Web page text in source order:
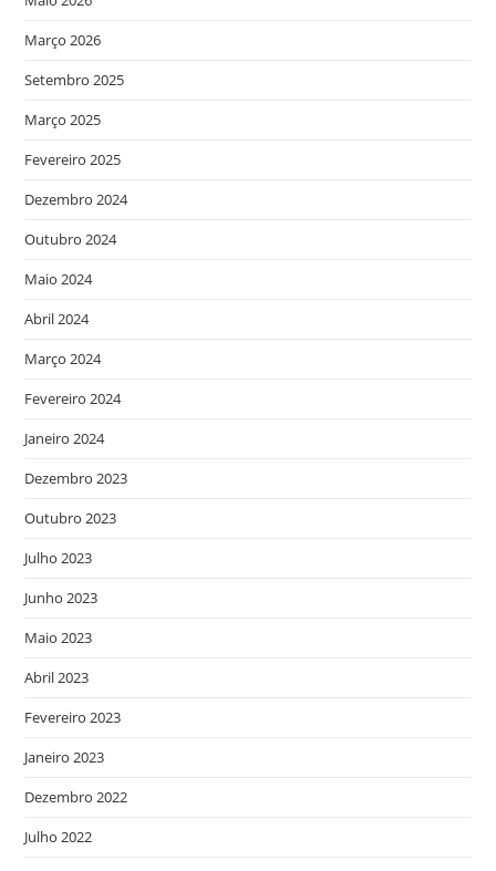
Março 2026
Setembro 2025
Março 2025
Fevereiro 2025
Dezembro 2024
Outubro 2024
Maio 2024
Abril 2024
Março 2024
Fevereiro 2024
Janeiro 2024
Dezembro 2023
Outubro 2023
Julho 2023
Junho 2023
Maio 2023
Abril 2023
Fevereiro 2023
Janeiro 2023
Dezembro 2022
Julho 2022